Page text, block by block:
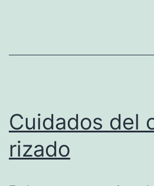
Cuidados del
rizado